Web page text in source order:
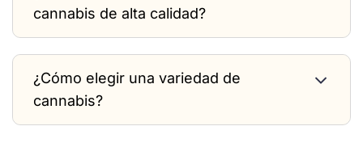
cannabis de alta calidad?
¿Cómo elegir una variedad de
cannabis?